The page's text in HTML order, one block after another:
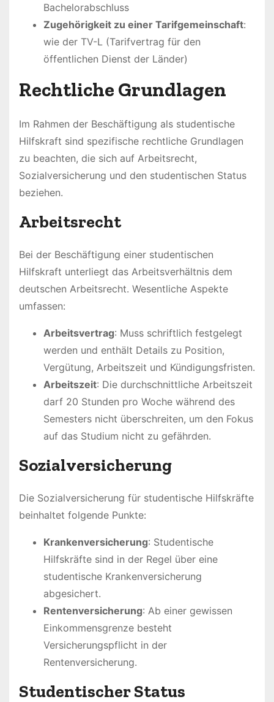
Bachelorabschluss
Zugehörigkeit zu einer Tarifgemeinschaft:
wie der TV-L (Tarifvertrag für den
öffentlichen Dienst der Länder)
Rechtliche Grundlagen
Im Rahmen der Beschäftigung als studentische
Hilfskraft sind spezifische rechtliche Grundlagen
zu beachten, die sich auf Arbeitsrecht,
Sozialversicherung und den studentischen Status
beziehen.
Arbeitsrecht
Bei der Beschäftigung einer studentischen
Hilfskraft unterliegt das Arbeitsverhältnis dem
deutschen Arbeitsrecht. Wesentliche Aspekte
umfassen:
Arbeitsvertrag: Muss schriftlich festgelegt
werden und enthält Details zu Position,
Vergütung, Arbeitszeit und Kündigungsfristen.
Arbeitszeit: Die durchschnittliche Arbeitszeit
darf 20 Stunden pro Woche während des
Semesters nicht überschreiten, um den Fokus
auf das Studium nicht zu gefährden.
Sozialversicherung
Die Sozialversicherung für studentische Hilfskräfte
beinhaltet folgende Punkte:
Krankenversicherung: Studentische
Hilfskräfte sind in der Regel über eine
studentische Krankenversicherung
abgesichert.
Rentenversicherung: Ab einer gewissen
Einkommensgrenze besteht
Versicherungspflicht in der
Rentenversicherung.
Studentischer Status